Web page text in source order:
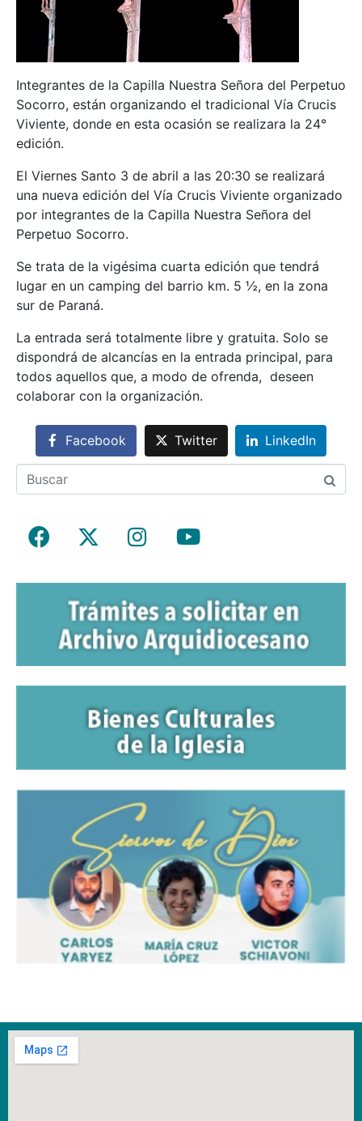
Integrantes de la Capilla Nuestra Señora del Perpetuo
Socorro, están organizando el tradicional Vía Crucis
Viviente, donde en esta ocasión se realizara la 24°
edición.
El Viernes Santo 3 de abril a las 20:30 se realizará
una nueva edición del Vía Crucis Viviente organizado
por integrantes de la Capilla Nuestra Señora del
Perpetuo Socorro.
Se trata de la vigésima cuarta edición que tendrá
lugar en un camping del barrio km. 5 ½, en la zona
sur de Paraná.
La entrada será totalmente libre y gratuita. Solo se
dispondrá de alcancías en la entrada principal, para
todos aquellos que, a modo de ofrenda, deseen
colaborar con la organización.
Facebook Twitter LinkedIn